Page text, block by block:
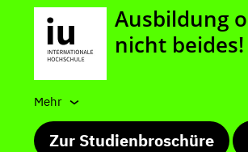
Mehr
Zur Studienbroschüre